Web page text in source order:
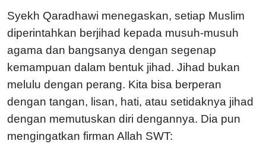
Syekh Qaradhawi menegaskan, setiap Muslim
diperintahkan berjihad kepada musuh-musuh
agama dan bangsanya dengan segenap
kemampuan dalam bentuk jihad. Jihad bukan
melulu dengan perang. Kita bisa berperan
dengan tangan, lisan, hati, atau setidaknya jihad
dengan memutuskan diri dengannya. Dia pun
mengingatkan firman Allah SWT: